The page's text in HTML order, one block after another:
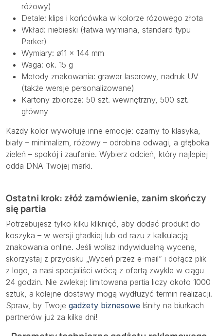
różowy)
Detale: klips i końcówka w kolorze różowego złota
Wkład: niebieski (łatwa wymiana, standard typu
Parker)
Wymiary: ø11 × 144 mm
Waga: ok. 15 g
Metody znakowania: grawer laserowy, nadruk UV
(także wersje personalizowane)
Kartony zbiorcze: 50 szt. wewnętrzny, 500 szt.
główny
Każdy kolor wywołuje inne emocje: czarny to klasyka,
biały – minimalizm, różowy – odrobina odwagi, a głęboka
zieleń – spokój i zaufanie. Wybierz odcień, który najlepiej
odda DNA Twojej marki.
Ostatni krok: złóż zamówienie, zanim skończy
się partia
Potrzebujesz tylko kilku kliknięć, aby dodać produkt do
koszyka – w wersji gładkiej lub od razu z kalkulacją
znakowania online. Jeśli wolisz indywidualną wycenę,
skorzystaj z przycisku „Wyceń przez e-mail” i dołącz plik
z logo, a nasi specjaliści wrócą z ofertą zwykle w ciągu
24 godzin. Nie zwlekaj: limitowana partia liczy około 1000
sztuk, a kolejne dostawy mogą wydłużyć termin realizacji.
Spraw, by Twoje gadżety biznesowe lśniły na biurkach
partnerów już za kilka dni!